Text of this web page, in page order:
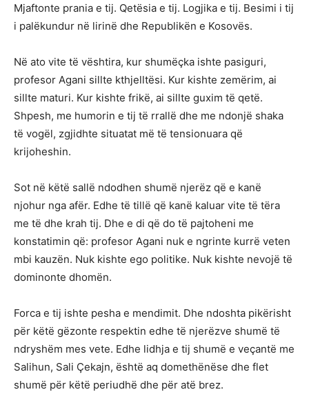
Mjaftonte prania e tij. Qetësia e tij. Logjika e tij. Besimi i tij
i palëkundur në lirinë dhe Republikën e Kosovës.
Në ato vite të vështira, kur shumëçka ishte pasiguri,
profesor Agani sillte kthjelltësi. Kur kishte zemërim, ai
sillte maturi. Kur kishte frikë, ai sillte guxim të qetë.
Shpesh, me humorin e tij të rrallë dhe me ndonjë shaka
të vogël, zgjidhte situatat më të tensionuara që
krijoheshin.
Sot në këtë sallë ndodhen shumë njerëz që e kanë
njohur nga afër. Edhe të tillë që kanë kaluar vite të tëra
me të dhe krah tij. Dhe e di që do të pajtoheni me
konstatimin që: profesor Agani nuk e ngrinte kurrë veten
mbi kauzën. Nuk kishte ego politike. Nuk kishte nevojë të
dominonte dhomën.
Forca e tij ishte pesha e mendimit. Dhe ndoshta pikërisht
për këtë gëzonte respektin edhe të njerëzve shumë të
ndryshëm mes vete. Edhe lidhja e tij shumë e veçantë me
Salihun, Sali Çekajn, është aq domethënëse dhe flet
shumë për këtë periudhë dhe për atë brez.